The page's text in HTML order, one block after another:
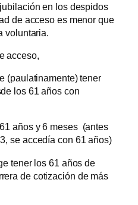
en los despidos
de acceso es menor que
voluntaria.
acceso,
(paulatinamente) tener
los 61 años con
años y 6 meses (antes
se accedía con 61 años)
tener los 61 años de
de cotización de más